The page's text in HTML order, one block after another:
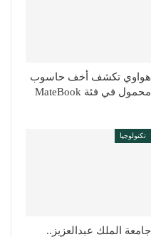
هواوي تكشف أخف حاسوب
محمول في فئة MateBook
تكنولوجيا
جامعة الملك عبدالعزيز..